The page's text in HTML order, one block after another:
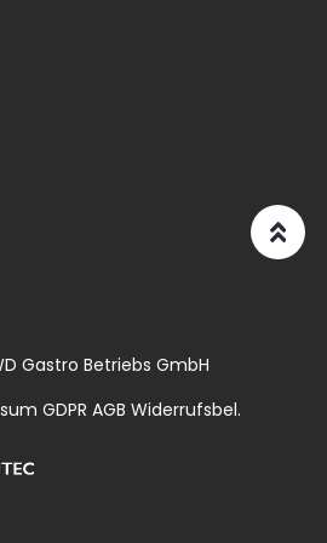
Gastro Betriebs GmbH
GDPR AGB Widerrufsbel.